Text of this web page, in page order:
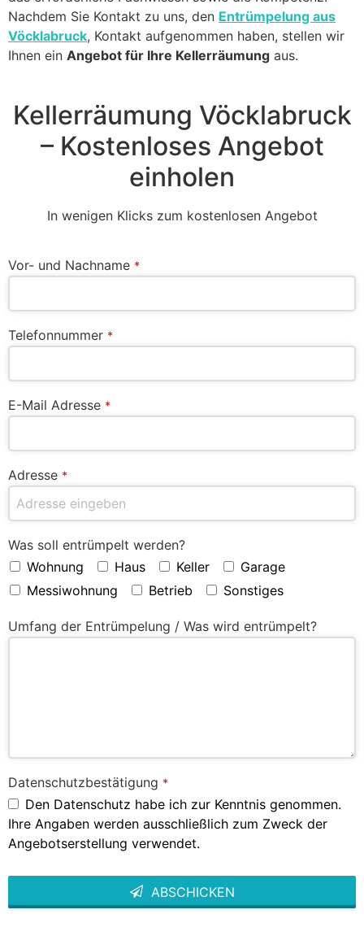
Nachdem Sie Kontakt zu uns, den Entrümpelung aus
Vöcklabruck, Kontakt aufgenommen haben, stellen wir
Ihnen ein Angebot für Ihre Kellerräumung aus.
Kellerräumung Vöcklabruck
– Kostenloses Angebot
einholen
In wenigen Klicks zum kostenlosen Angebot
Vor- und Nachname *
Telefonnummer *
E-Mail Adresse *
Adresse *
Was soll entrümpelt werden?
Wohnung
Haus Keller
Garage
Messiwohnung
Betrieb Sonstiges
Umfang der Entrümpelung / Was wird entrümpelt?
Datenschutzbestätigung *
Den Datenschutz habe ich zur Kenntnis genommen.
Ihre Angaben werden ausschließlich zum Zweck der
Angebotserstellung verwendet.
ABSCHICKEN